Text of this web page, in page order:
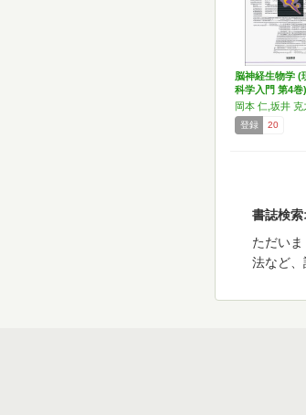
脳神経生物学 (
科学入門 第4巻)
登録 20
書誌検
ただい
法など